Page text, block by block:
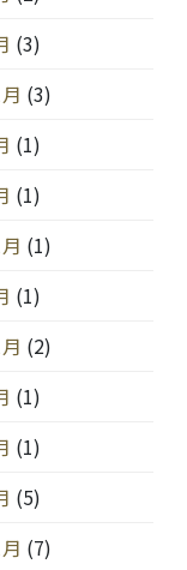
(3)
(3)
(1)
(1)
(1)
(1)
(2)
(1)
(1)
(5)
(7)